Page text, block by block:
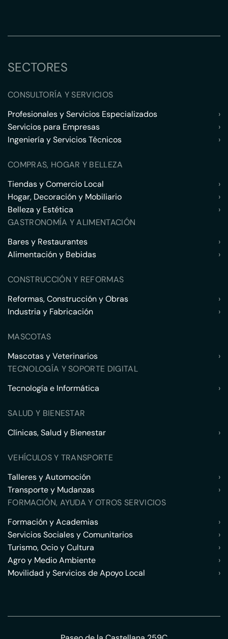
SECTORES
CONSULTORÍA Y SERVICIOS
Profesionales y Servicios Especializados
›
Servicios para Empresas
›
Ingeniería y Servicios Técnicos
›
COMPRAS, HOGAR Y BELLEZA
Tiendas y Comercio Local
›
Hogar, Decoración y Mobiliario
›
Belleza y Estética
›
GASTRONOMÍA Y ALIMENTACIÓN
Bares y Restaurantes
›
Alimentación y Bebidas
›
CONSTRUCCIÓN Y REFORMAS
Reformas, Construcción y Obras
›
Industria y Fabricación
›
MASCOTAS
Mascotas y Veterinarios
›
TECNOLOGÍA Y SOPORTE DIGITAL
Tecnología e Informática
›
SALUD Y BIENESTAR
Clínicas, Salud y Bienestar
›
VEHÍCULOS Y TRANSPORTE
Talleres y Automoción
›
Transporte y Mudanzas
›
FORMACIÓN, AYUDA Y OTROS SERVICIOS
Formación y Academias
›
Servicios Sociales y Comunitarios
›
Turismo, Ocio y Cultura
›
Agro y Medio Ambiente
›
Movilidad y Servicios de Apoyo Local
›